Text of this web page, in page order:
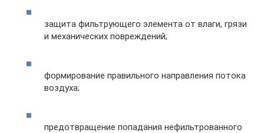
защита фильтрующего элемента от влаги, грязи
и механических повреждений;
формирование правильного направления потока
воздуха;
предотвращение попадания нефильтрованного